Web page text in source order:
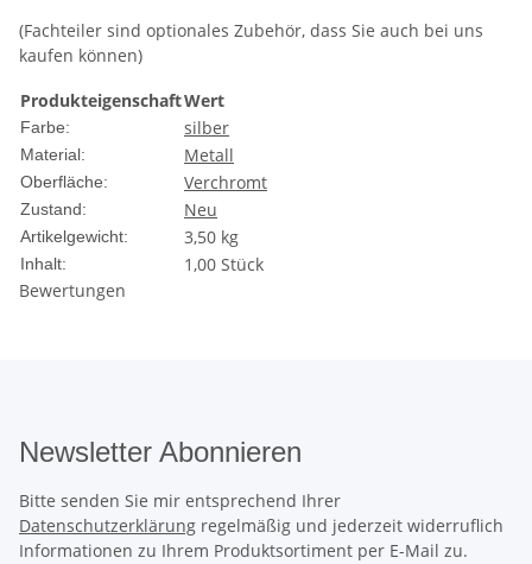
(Fachteiler sind optionales Zubehör, dass Sie auch bei uns
kaufen können)
ProdukteigenschaftWert
Farbe: silber
Material: Metall
Oberfläche: Verchromt
Zustand: Neu
Artikelgewicht: 3,50 kg
Inhalt:
1,00 Stück
Bewertungen
Newsletter Abonnieren
Bitte senden Sie mir entsprechend Ihrer
Datenschutzerklärung regelmäßig und jederzeit widerruflich
Informationen zu Ihrem Produktsortiment per E-Mail zu.